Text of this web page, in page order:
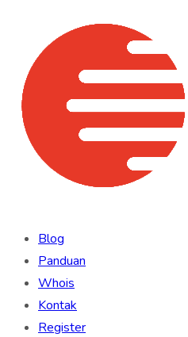
Blog
Panduan
Whois
Kontak
Register